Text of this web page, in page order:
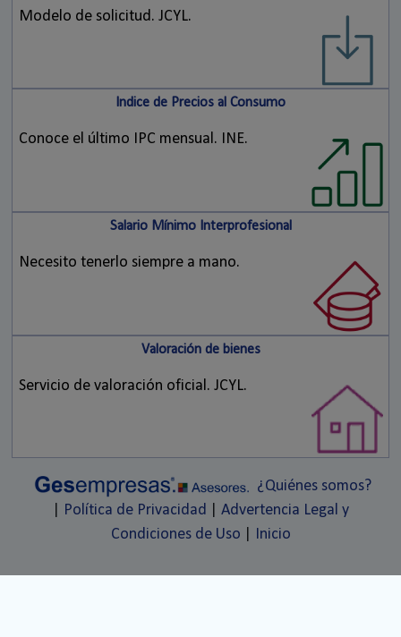
Modelo de solicitud. JCYL.
Indice de Precios al Consumo
Conoce el último IPC mensual. INE.
Salario Mínimo Interprofesional
Necesito tenerlo siempre a mano.
Valoración de bienes
Servicio de valoración oficial. JCYL.
¿Quiénes somos?
Política de Privacidad
Advertencia Legal y
Condiciones de Uso
Inicio